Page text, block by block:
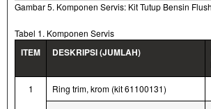
Gambar 5. Komponen Servis: Kit Tutup Bensin
Tabel 1. Komponen Servis
ITEM DESKRIPSI (JUMLAH)
1 Ring trim, krom (kit 61100131)